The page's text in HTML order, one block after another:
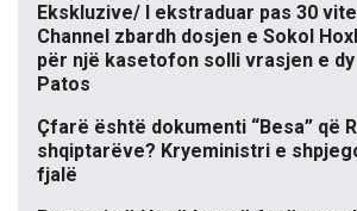
Ekskluzive/ I ekstraduar pas 30
Channel zbardh dosjen e Sokol
për një kasetofon solli vrasjen e
Patos
Çfarë është dokumenti “Besa” që
shqiptarëve? Kryeministri e
fjalë